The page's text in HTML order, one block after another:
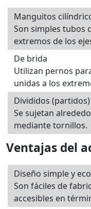
Manguitos
Son simples tubos
extremos de los
De brida
Utilizan pernos
unidas a los
Divididos (partidos)
Se sujetan
mediante tornillos.
Ventajas del
Diseño simple y
Son fáciles de
accesibles en